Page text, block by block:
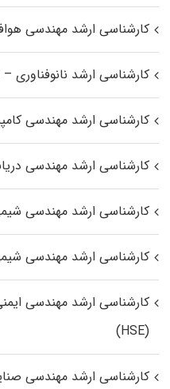
کارشناسی ارشد مهندسی
کارشناسی ارشد نانوفناوری –
کارشناسی ارشد مهندسی
کارشناسی ارشد مهندسی
کارشناسی ارشد مهندسی
کارشناسی ارشد مهندسی
کارشناسی ارشد مهندسی
(HSE)
کارشناسی ارشد مهندسی